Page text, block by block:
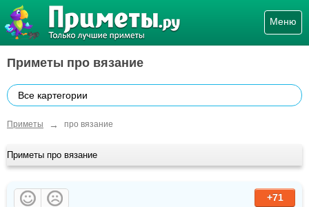
Меню
Приметы про вязание
Все картегории
Приметы → про вязание
Приметы про вязание
+71